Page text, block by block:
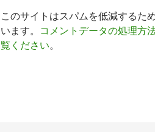
このサイトはスパムを低減するた
います。
コメントデータの処理方
覧ください。